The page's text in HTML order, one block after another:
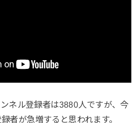
ネル登録者は3880人ですが、今
者が急増すると思われます。